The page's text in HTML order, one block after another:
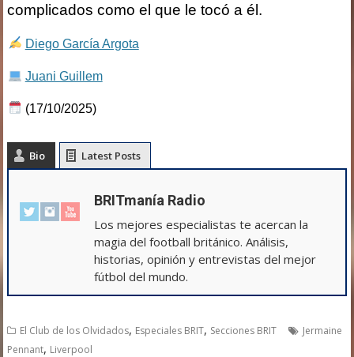
complicados como el que le tocó a él.
Diego García Argota
Juani Guillem
(17/10/2025)
Bio Latest Posts
BRITmanía Radio
Los mejores especialistas te acercan la
magia del football británico. Análisis,
historias, opinión y entrevistas del mejor
fútbol del mundo.
El Club de los Olvidados, Especiales BRIT, Secciones BRIT
Jermaine
Pennant, Liverpool